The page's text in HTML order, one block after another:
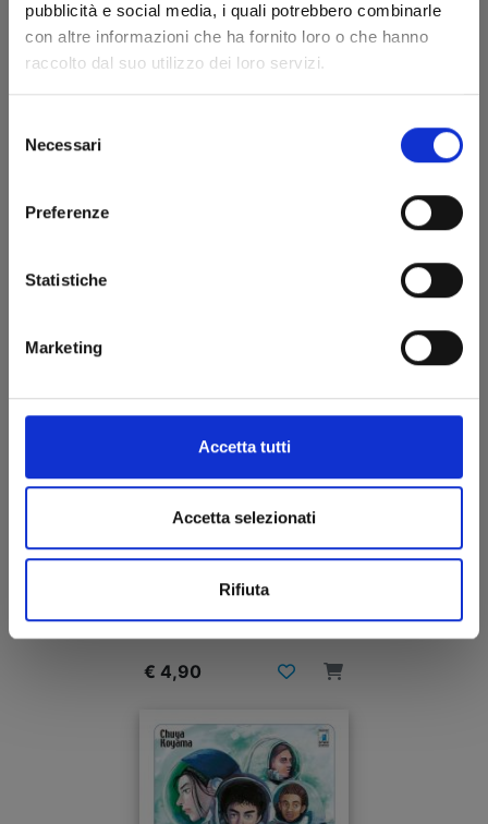
pubblicità e social media, i quali potrebbero combinarle
con altre informazioni che ha fornito loro o che hanno
raccolto dal suo utilizzo dei loro servizi.
delNecessari
Preferenze
Statistiche
Marketing
Accetta tutti
Accetta selezionati
Rifiuta
20/05/2020
€ 4,90